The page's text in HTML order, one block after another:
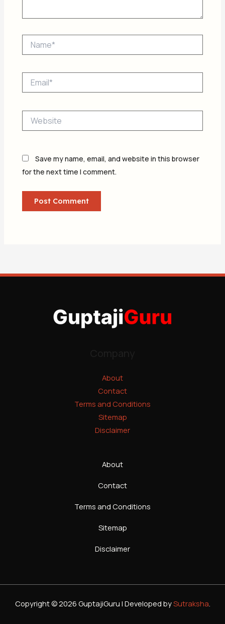
Save my name, email, and website in this browser
for the next time I comment.
About
Contact
Terms and Conditions
Sitemap
Disclaimer
About
Contact
Terms and Conditions
Sitemap
Disclaimer
Copyright © 2026 GuptajiGuru | Developed bySutraksha.